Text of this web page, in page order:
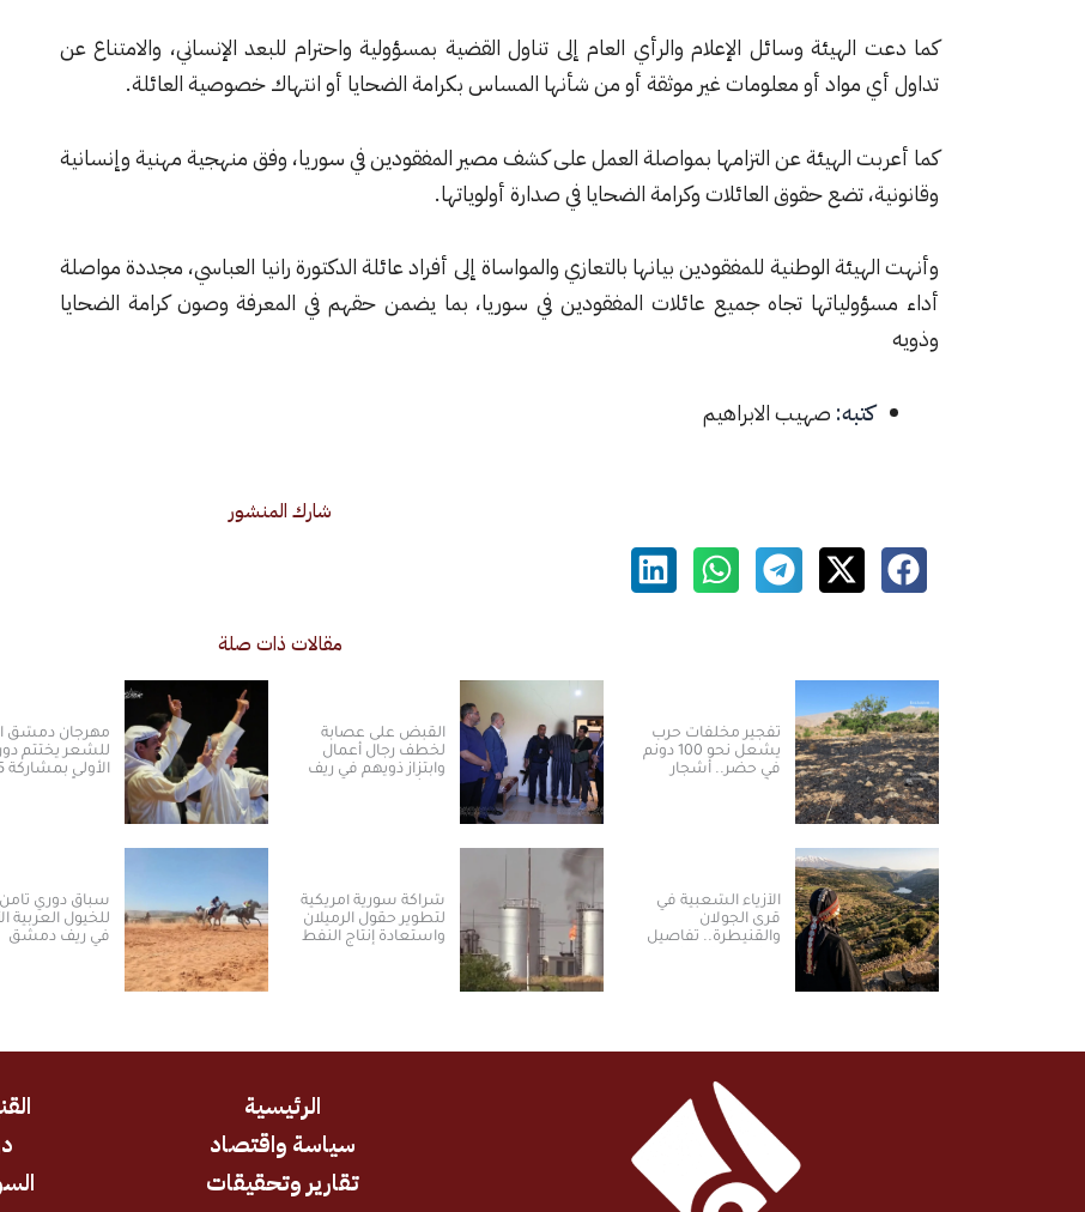
كما دعت الهيئة وسائل الإعلام والرأي العام إلى تناول القضية بمسؤولية واحترام للبعد الإنساني، والامتناع عن
تداول أي مواد أو معلومات غير موثقة أو من شأنها المساس بكرامة الضحايا أو انتهاك خصوصية العائلة.
كما أعربت الهيئة عن التزامها بمواصلة العمل على كشف مصير المفقودين في سوريا، وفق منهجية مهنية وإنسانية
وقانونية، تضع حقوق العائلات وكرامة الضحايا في صدارة أولوياتها.
وأنهت الهيئة الوطنية للمفقودين بيانها بالتعازي والمواساة إلى أفراد عائلة الدكتورة رانيا العباسي، مجددة مواصلة
أداء مسؤولياتها تجاه جميع عائلات المفقودين في سوريا، بما يضمن حقهم في المعرفة وصون كرامة الضحايا
وذويه
كتبه: صهيب الابراهيم
شارك المنشور
مقالات ذات صلة
تفجير مخلفات حرب
يشعل نحو 100 دونم
في حضر.. أشجار
القبض على عصابة
لخطف رجال أعمال
وابتزاز ذويهم في ريف
مهرجان دمشق
للشعر يختتم
الأزياء الشعبية في
قرى الجولان
والقنيطرة.. تفاصيل
شراكة سورية أمريكية
لتطوير حقول الرميلان
واستعادة إنتاج النفط
سباق دوري ثامن
للخيول العربية
في ريف دمشق
الرئيسية
سياسة واقتصاد
تقارير وتحقيقات